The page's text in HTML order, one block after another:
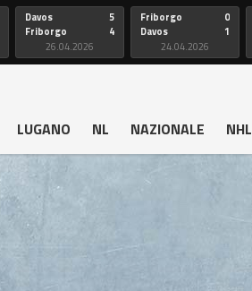
Davos
Friborgo
5
4
26.04.2026
Friborgo
Davos
0
1
24.04.2026
LUGANO NL NAZIONALE NHL